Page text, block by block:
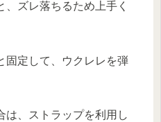
、ズレ落ちるため上手く
固定して、ウクレレを弾
は、ストラップを利用し